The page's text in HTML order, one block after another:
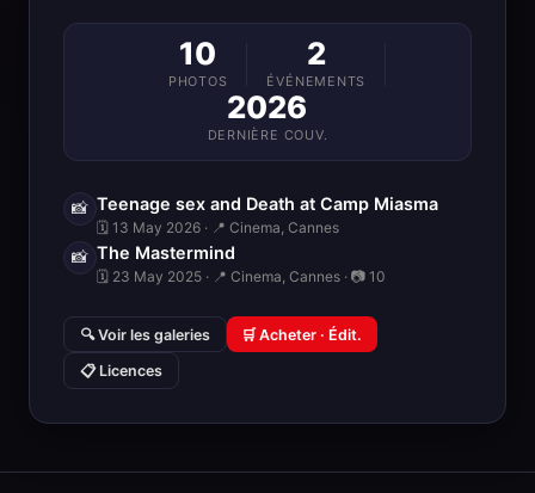
10
PHOTOS
2
ÉVÉNEMENTS
2026
DERNIÈRE COUV.
📸 Teenage sex and Death at Camp Miasma
🗓 13 May 2026 · 📍 Cinema, Cannes
📸 The Mastermind
🗓 23 May 2025 · 📍 Cinema, Cannes · 📷 10
🔍 Voir les galeries 🛒 Acheter · Édit.
📋 Licences